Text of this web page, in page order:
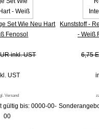
Set Wie Neu Hart
Fenosol
inkl. UST
UST
Versand
gültig bis: 0000-00-
00
Kunststoff -
- Weiß
6,75